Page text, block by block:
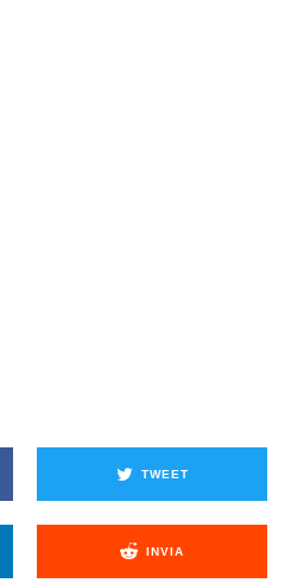
TWEET
INVIA